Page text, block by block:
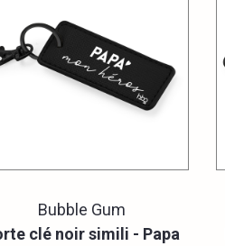
Bubble Gum
clé noir simili - Papa